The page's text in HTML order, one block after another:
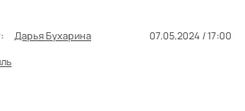
Дарья Бухарина
07.05.2024 / 17:00